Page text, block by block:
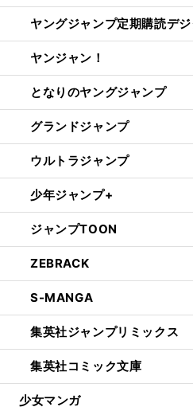
ヤングジャンプ定期購読デ
ヤンジャン！
となりのヤングジャンプ
グランドジャンプ
ウルトラジャンプ
少年ジャンプ+
ジャンプTOON
ZEBRACK
S-MANGA
集英社ジャンプリミックス
集英社コミック文庫
少女マンガ